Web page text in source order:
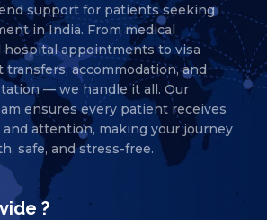
support for patients seeking
in India. From medical
hospital appointments to visa
transfers, accommodation, and
— we handle it all. Our
ensures every patient receives
and attention, making your journey
safe, and stress-free.
?